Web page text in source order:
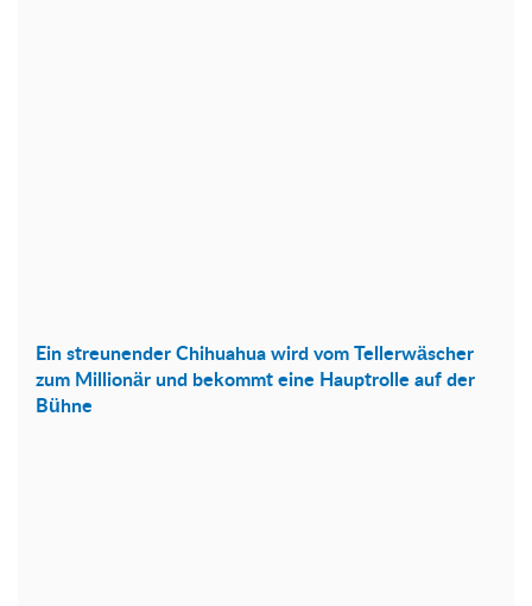
Ein streunender Chihuahua wird vom Tellerwäscher
zum Millionär und bekommt eine Hauptrolle auf der
Bühne